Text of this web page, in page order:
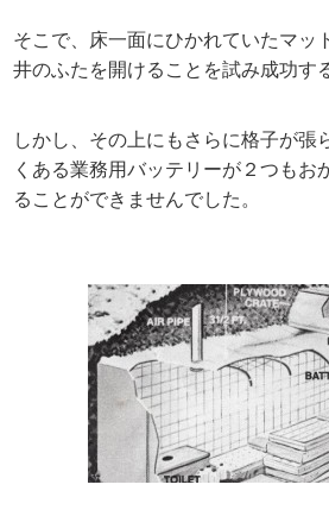
そこで、床一面にひかれていたマッ
井のふたを開けることを試み成功す
しかし、その上にもさらに格子が張
くある業務用バッテリーが２つもお
ることができませんでした。